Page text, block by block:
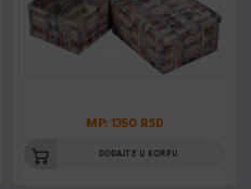
MP: 1350 RSD
DODAJTE U KORPU